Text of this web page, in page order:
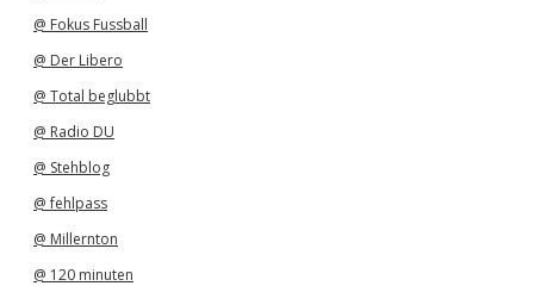
@ Fokus Fussball
@ Der Libero
@ Total beglubbt
@ Radio DU
@ Stehblog
@ fehlpass
@ Millernton
@ 120 minuten